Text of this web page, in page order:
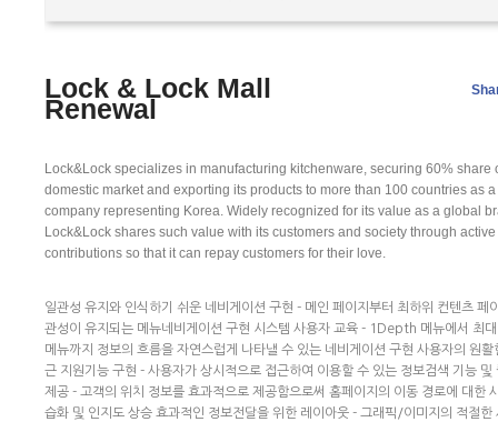
Lock & Lock Mall
Renewal
Lock&Lock specializes in manufacturing kitchenware, securing 60% share
domestic market and exporting its products to more than 100 countries as
company representing Korea. Widely recognized for its value as a global
Lock&Lock shares such value with its customers and society through
contributions so that it can repay customers for their love.
일관성 유지와 인식하기 쉬운 네비게이션 구현 - 메인 페이지부터 최하위 컨텐츠 페
관성이 유지되는 메뉴네비게이션 구현 시스템 사용자 교육 - 1Depth 메뉴에서 최
메뉴까지 정보의 흐름을 자연스럽게 나타낼 수 있는 네비게이션 구현 사용자의 원활
근 지원기능 구현 - 사용자가 상시적으로 접근하여 이용할 수 있는 정보검색 기능 및
제공 - 고객의 위치 정보를 효과적으로 제공함으로써 홈페이지의 이동 경로에 대한
습화 및 인지도 상승 효과적인 정보전달을 위한 레이아웃 - 그래픽/이미지의 적절한